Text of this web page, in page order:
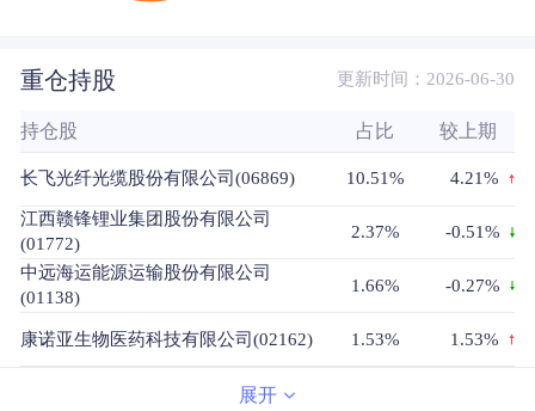
重仓持股 更新时间：2026-06-30
持仓股 占比 较上期
长飞光纤光缆股份有限公司(06869) 10.51% 4.21%
江西赣锋锂业集团股份有限公司
(01772)
2.37% -0.51%
中远海运能源运输股份有限公司
(01138)
1.66% -0.27%
康诺亚生物医药科技有限公司(02162) 1.53% 1.53%
诺诚健华医药有限公司(09969)展开